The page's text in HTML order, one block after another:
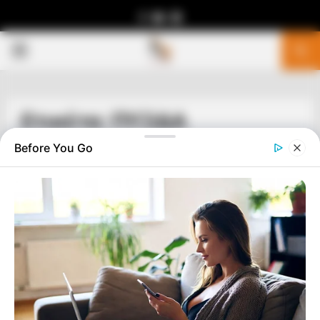
Ετικέτα: ΠΥΞΙΔΑ
ΣΤΑΜΑΤΑ ΝΑ ΕΙΣΑΙ ΘΕΑΤΗΣ … ΓΙΝΕ Ο
ΠΡΩΤΑΓΩΝΙΣΤΗΣ
ΣΤΑΜΑΤΑ ΝΑ ΕΙΣΑΙ ΘΕΑΤΗΣ…… ΓΙΝΕ Ο ΠΡΩΤΑΓΩΝΙΣΤΗΣ……Η
ΑΝΑΠΑΥΛΑ ΚΑΙ ΤΟ ΒΛΕΜΜΑ ΣΤΗΝ ΑΜΦΙΒΟΛΙΑ ΜΟΝΟ
ΡΩΓΜΗ ΣΤΗΝ ΝΟΗΣΗ ΜΠΟΡΕΙ ΝΑ ΠΡΟΚΑΛΕΣΕΙ………ΔΙΑΒΑΣΤΕ
ΤΟ ΠΑΡΑΚΑΤΩ ΚΕΙΜΕΝΟ ΚΑΙ ΘΑ...
Before You Go